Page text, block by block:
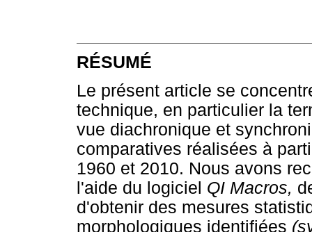
RÉSUMÉ
Le présent article se
technique, en particulier la
vue diachronique et
comparatives réalisées à
1960 et 2010. Nous avons
l'aide du logiciel QI Macros,
d'obtenir des mesures
morphologiques identifiées